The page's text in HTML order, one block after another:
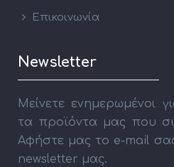
Επικοινωνία
Newsletter
Μείνετε ενημερωμένοι
τα προϊόντα μας που
Αφήστε μας το e-mail
newsletter μας.